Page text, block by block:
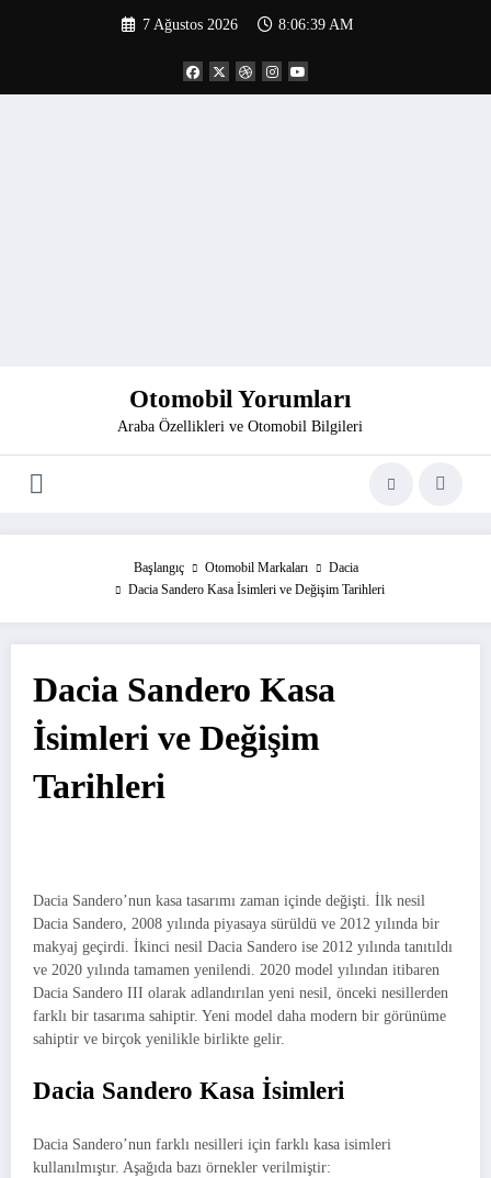
7 Ağustos 2026 8:06:39 AM
Otomobil Yorumları
Araba Özellikleri ve Otomobil Bilgileri
Başlangıç Otomobil Markaları
Dacia
Dacia Sandero Kasa İsimleri ve Değişim Tarihleri
Dacia Sandero Kasa
İsimleri ve Değişim
Tarihleri
Dacia Sandero’nun kasa tasarımı zaman içinde değişti. İlk nesil
Dacia Sandero, 2008 yılında piyasaya sürüldü ve 2012 yılında bir
makyaj geçirdi. İkinci nesil Dacia Sandero ise 2012 yılında tanıtıldı
ve 2020 yılında tamamen yenilendi. 2020 model yılından itibaren
Dacia Sandero III olarak adlandırılan yeni nesil, önceki nesillerden
farklı bir tasarıma sahiptir. Yeni model daha modern bir görünüme
sahiptir ve birçok yenilikle birlikte gelir.
Dacia Sandero Kasa İsimleri
Dacia Sandero’nun farklı nesilleri için farklı kasa isimleri
kullanılmıştır. Aşağıda bazı örnekler verilmiştir: